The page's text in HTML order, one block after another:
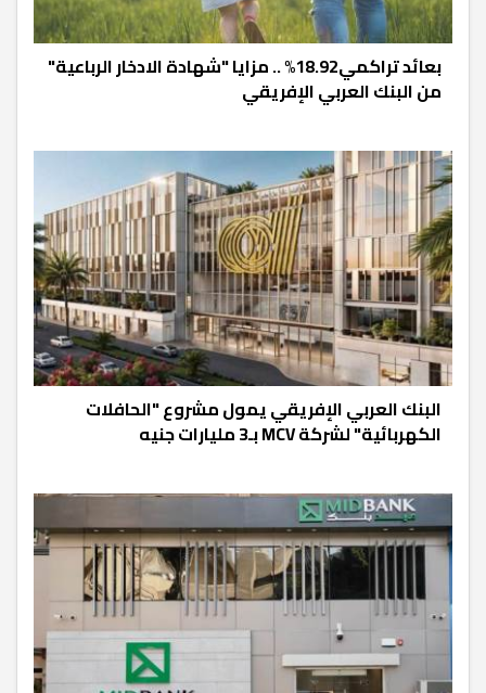
بعائد تراكمي18.92% .. مزايا "شهادة الادخار الرباعية"
من البنك العربي الإفريقي
البنك العربي الإفريقي يمول مشروع "الحافلات
الكهربائية" لشركة MCV بـ3 مليارات جنيه